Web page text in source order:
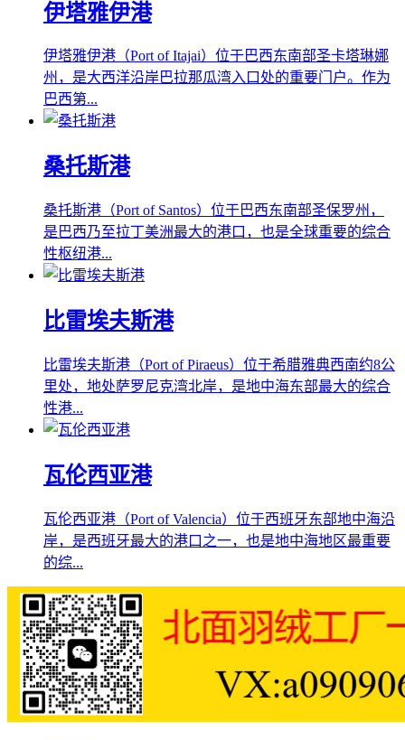
伊塔雅伊港
伊塔雅伊港（Port of Itajai）位于巴西东南部圣卡塔琳娜
州，是大西洋沿岸巴拉那瓜湾入口处的重要门户。作为
巴西第...
桑托斯港
桑托斯港（Port of Santos）位于巴西东南部圣保罗州，
是巴西乃至拉丁美洲最大的港口，也是全球重要的综合
性枢纽港...
比雷埃夫斯港
比雷埃夫斯港（Port of Piraeus）位于希腊雅典西南约8公
里处，地处萨罗尼克湾北岸，是地中海东部最大的综合
性港...
瓦伦西亚港
瓦伦西亚港（Port of Valencia）位于西班牙东部地中海沿
岸，是西班牙最大的港口之一，也是地中海地区最重要
的综...